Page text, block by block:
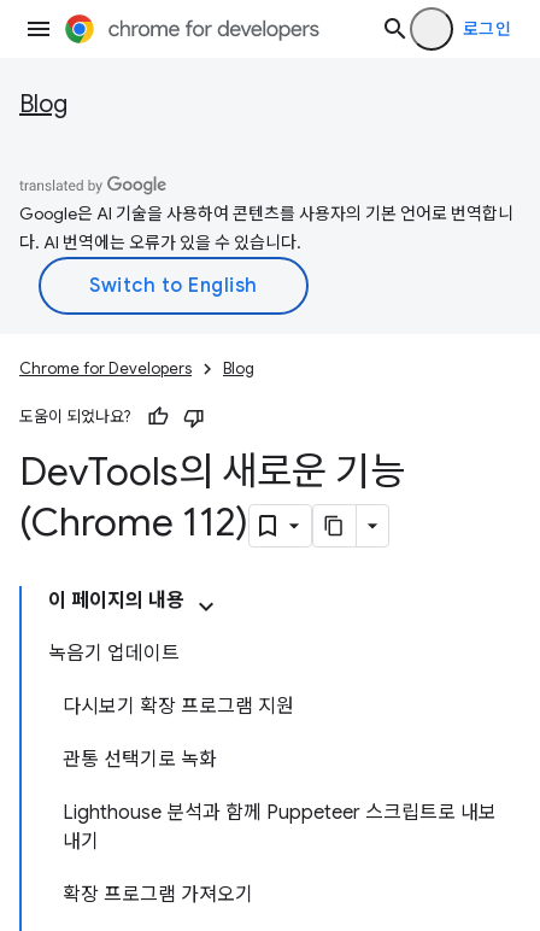
로그인
Blog
Google은 AI 기술을 사용하여 콘텐츠를 사용자의 기본 언어로 번역합니
다. AI 번역에는 오류가 있을 수 있습니다.
Chrome for Developers Blog
도움이 되었나요?
DevTools의 새로운 기능
(Chrome 112)
이 페이지의 내용
녹음기 업데이트
다시보기 확장 프로그램 지원
관통 선택기로 녹화
Lighthouse 분석과 함께 Puppeteer 스크립트로 내보
내기
확장 프로그램 가져오기